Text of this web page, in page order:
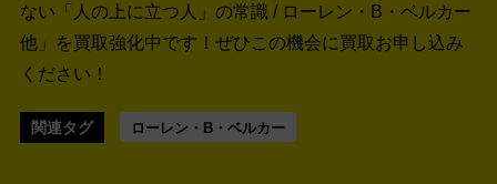
ない「人の上に立つ人」の常識 / ローレン・B・ベルカー
他」を買取強化中です！ ぜひこの機会に買取お申し込み
ください！
関連タグ ローレン・B・ベルカー